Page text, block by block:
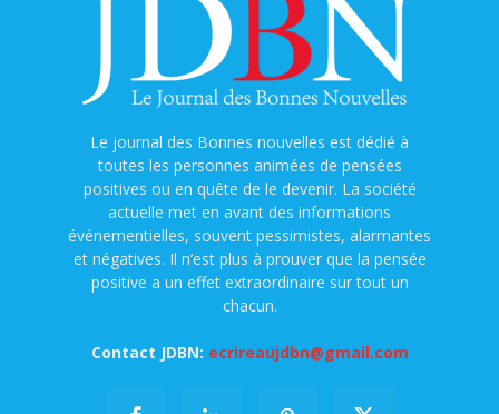
Le journal des Bonnes nouvelles est dédié à
toutes les personnes animées de pensées
positives ou en quête de le devenir. La société
actuelle met en avant des informations
événementielles, souvent pessimistes, alarmantes
et négatives. Il n’est plus à prouver que la pensée
positive a un effet extraordinaire sur tout un
chacun.
Contact JDBN: ecrireaujdbn@gmail.com